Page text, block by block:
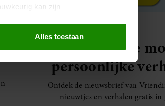
kan zijn
(fingerprinting)
social media te bieden en om ons
onze partners voor social
andere informatie die u aan ze heeft
akkoord met onze cookies als u
Alles toestaan
Elke week de
persoonlijke
Ontdek de nieuwsbrief van
nieuwtjes en verhalen gratis in